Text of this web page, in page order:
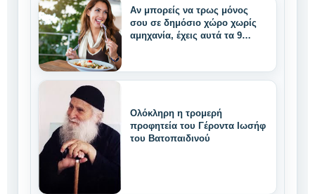
Αν μπορείς να τρως μόνος
σου σε δημόσιο χώρο χωρίς
αμηχανία, έχεις αυτά τα 9
Ολόκληρη η τρομερή
προφητεία του Γέροντα Ιωσήφ
του Βατοπαιδινού